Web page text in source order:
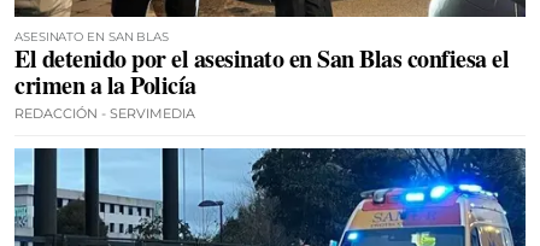
ASESINATO EN SAN BLAS
El detenido por el asesinato en San Blas confiesa el
crimen a la Policía
REDACCIÓN - SERVIMEDIA